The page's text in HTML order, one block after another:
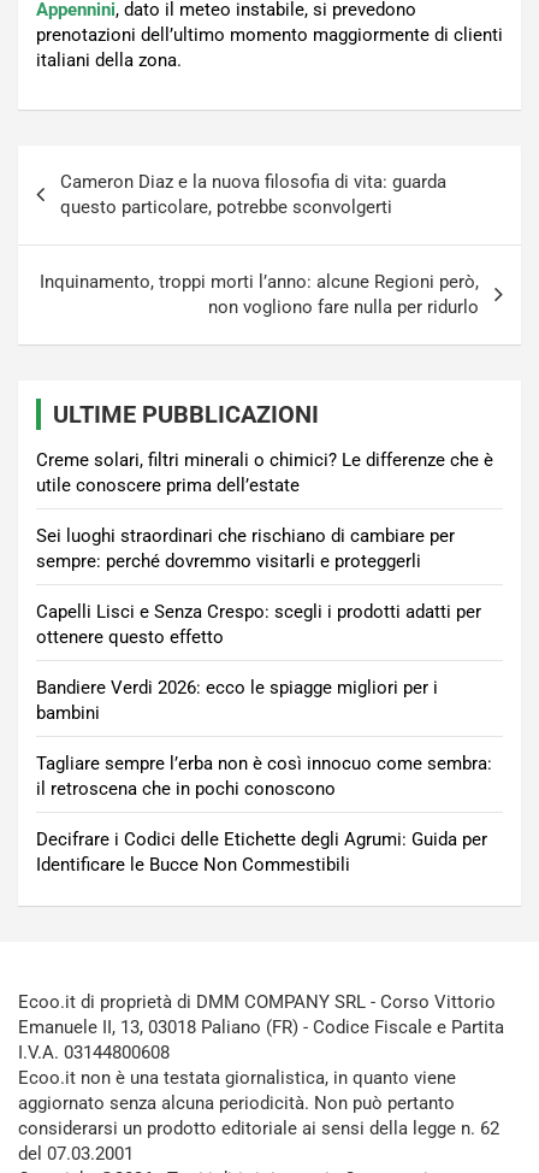
Appennini, dato il meteo instabile, si prevedono
prenotazioni dell’ultimo momento maggiormente di clienti
italiani della zona.
articoli
Cameron Diaz e la nuova filosofia di vita: guarda
questo particolare, potrebbe sconvolgerti
Inquinamento, troppi morti l’anno: alcune Regioni però,
non vogliono fare nulla per ridurlo
ULTIME PUBBLICAZIONI
Creme solari, filtri minerali o chimici? Le differenze che è
utile conoscere prima dell’estate
Sei luoghi straordinari che rischiano di cambiare per
sempre: perché dovremmo visitarli e proteggerli
Capelli Lisci e Senza Crespo: scegli i prodotti adatti per
ottenere questo effetto
Bandiere Verdi 2026: ecco le spiagge migliori per i
bambini
Tagliare sempre l’erba non è così innocuo come sembra:
il retroscena che in pochi conoscono
Decifrare i Codici delle Etichette degli Agrumi: Guida per
Identificare le Bucce Non Commestibili
Ecoo.it di proprietà di DMM COMPANY SRL - Corso Vittorio
Emanuele II, 13, 03018 Paliano (FR) - Codice Fiscale e Partita
I.V.A. 03144800608
Ecoo.it non è una testata giornalistica, in quanto viene
aggiornato senza alcuna periodicità. Non può pertanto
considerarsi un prodotto editoriale ai sensi della legge n. 62
del 07.03.2001